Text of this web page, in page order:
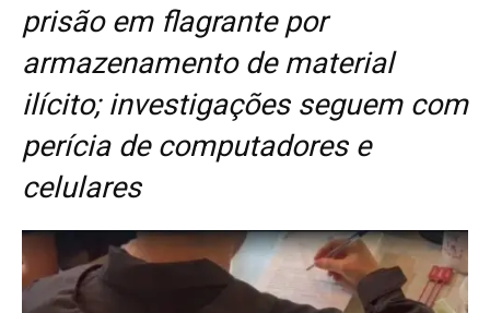
prisão em flagrante por
armazenamento de material
ilícito; investigações seguem com
perícia de computadores e
celulares